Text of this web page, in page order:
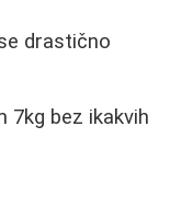
drastično
7kg bez ikakvih